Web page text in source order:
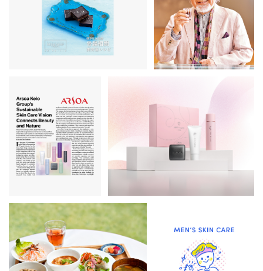
veggy（ベジィ） vol.107
載されました
veggy
国際的なニュース週
刊誌「Newsweek」
にアルソアが掲載さ
れました